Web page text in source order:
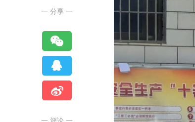
一 分享 一
一 评论 一